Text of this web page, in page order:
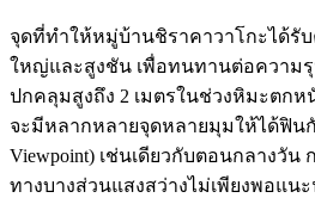
จุดที่ทำให้หมู่บ้านชิราคาวาโกะได้รั
ใหญ่และสูงชัน เพื่อทนทานต่อความ
ปกคลุมสูงถึง 2 เมตรในช่วงหิมะตก
จะมีหลากหลายจุดหลายมุมให้ได้ฟินกั
Viewpoint) เช่นเดียวกับตอนกลางวั
ทางบางส่วนแสงสว่างไม่เพียงพอแน